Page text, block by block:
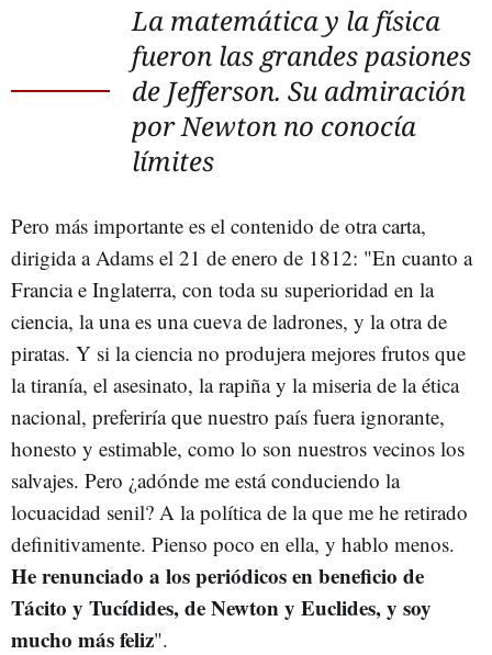
La matemática y la física
fueron las grandes pasiones
de Jefferson. Su admiración
por Newton no conocía
límites
Pero más importante es el contenido de otra carta,
dirigida a Adams el 21 de enero de 1812: "En cuanto a
Francia e Inglaterra, con toda su superioridad en la
ciencia, la una es una cueva de ladrones, y la otra de
piratas. Y si la ciencia no produjera mejores frutos que
la tiranía, el asesinato, la rapiña y la miseria de la ética
nacional, preferiría que nuestro país fuera ignorante,
honesto y estimable, como lo son nuestros vecinos los
salvajes. Pero ¿adónde me está conduciendo la
locuacidad senil? A la política de la que me he retirado
definitivamente. Pienso poco en ella, y hablo menos.
He renunciado a los periódicos en beneficio de
Tácito y Tucídides, de Newton y Euclides, y soy
mucho más feliz".